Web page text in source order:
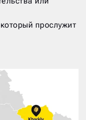
прослужит